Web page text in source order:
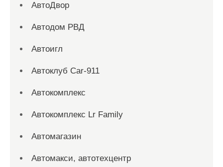
АвтоДвор
Автодом РВД
Автоигл
Автоклуб Car-911
Автокомплекс
Автокомплекс Lr Family
Автомагазин
Автомакси, автотехцентр